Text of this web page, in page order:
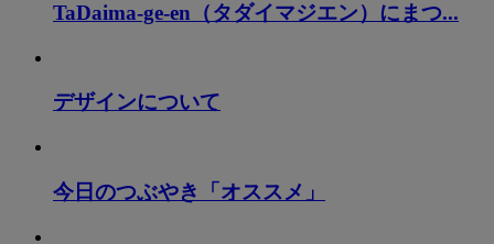
TaDaima-ge-en（タダイマジエン）にまつ...
デザインについて
今日のつぶやき「オススメ」